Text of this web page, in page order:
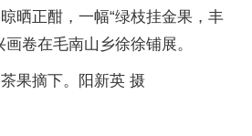
晒正酣，一幅“绿枝挂金果，丰
卷在毛南山乡徐徐铺展。
果摘下。阳新英 摄